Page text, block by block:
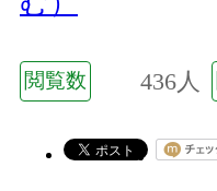
閲覧数 436人